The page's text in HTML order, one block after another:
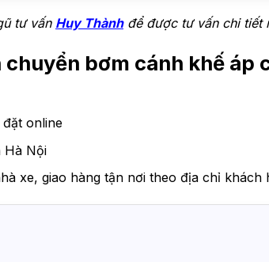
tư vấn Huy Thànhđể được tư vấn chi tiết
bơm cánh khế áp
online
Hà Nội
xe, giao hàng tận nơi theo địa chỉ khách